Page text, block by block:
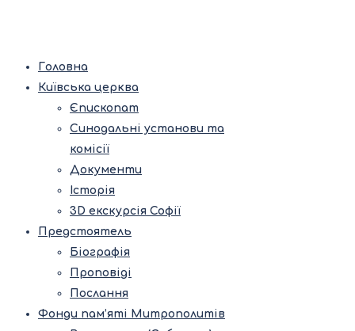
Головна
Київська церква
Єпископат
Синодальні установи та
комісії
Документи
Історія
3D екскурсія Софії
Предстоятель
Біографія
Проповіді
Послання
Фонди пам’яті Митрополитів